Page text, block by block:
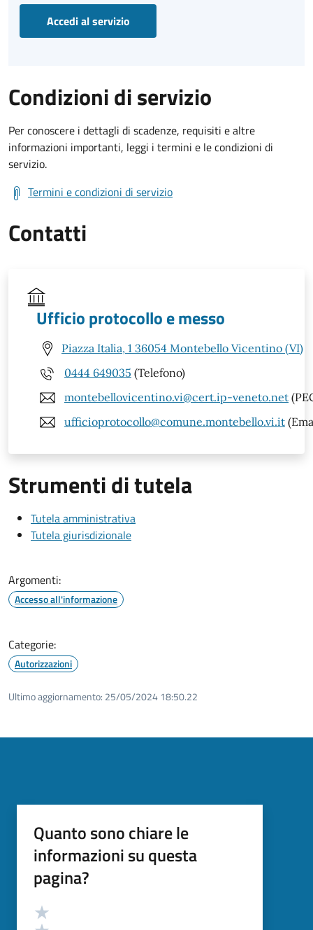
Accedi al servizio
Condizioni di servizio
Per conoscere i dettagli di scadenze, requisiti e altre
informazioni importanti, leggi i termini e le condizioni di
servizio.
Termini e condizioni di servizio
Contatti
Ufficio protocollo e messo
Piazza Italia, 1 36054 Montebello Vicentino (VI)
0444 649035 (Telefono)
montebellovicentino.vi@cert.ip-veneto.net
ufficioprotocollo@comune.montebello.vi.it
Strumenti di tutela
Tutela amministrativa
Tutela giurisdizionale
Argomenti:
Accesso all'informazione
Categorie:
Autorizzazioni
Ultimo aggiornamento: 25/05/2024 18:50.22
Quanto sono chiare le
informazioni su questa
pagina?
Valutazione